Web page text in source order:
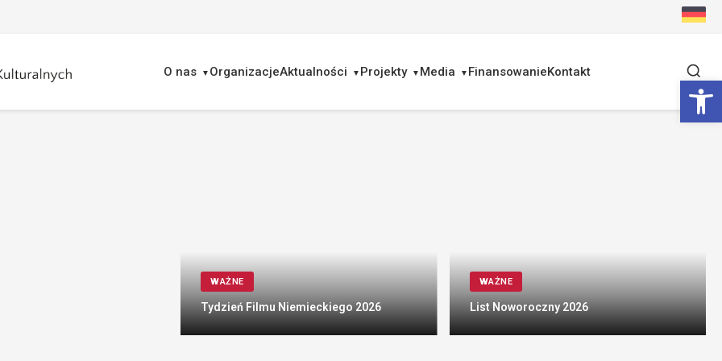
O nas OrganizacjeAktualności Projekty Media FinansowanieKontakt
WAŻNE
Tydzień Filmu Niemieckiego 2026
WAŻNE
List Noworoczny 2026